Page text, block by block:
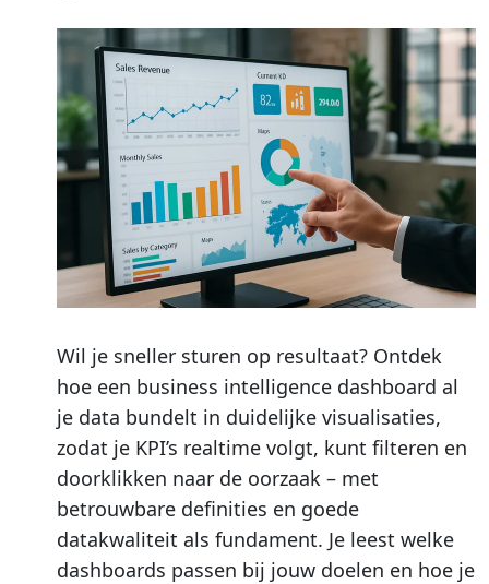
Wil je sneller sturen op resultaat? Ontdek
hoe een business intelligence dashboard al
je data bundelt in duidelijke visualisaties,
zodat je KPI’s realtime volgt, kunt filteren en
doorklikken naar de oorzaak – met
betrouwbare definities en goede
datakwaliteit als fundament. Je leest welke
dashboards passen bij jouw doelen en hoe je